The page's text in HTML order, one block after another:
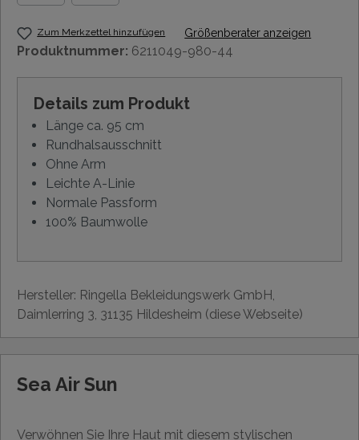
Zum Merkzettel hinzufügen Größenberater anzeigen
Produktnummer: 6211049-980-44
Details zum Produkt
Länge ca. 95 cm
Rundhalsausschnitt
Ohne Arm
Leichte A-Linie
Normale Passform
100% Baumwolle
Hersteller: Ringella Bekleidungswerk GmbH,
Daimlerring 3, 31135 Hildesheim (diese Webseite)
Sea Air Sun
Verwöhnen Sie Ihre Haut mit diesem stylischen